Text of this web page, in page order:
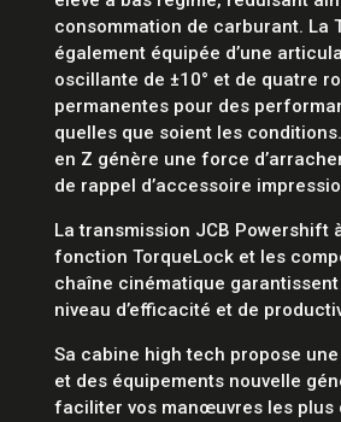
consommation de carburant. La
également équipée d’une
oscillante de ±10° et de quatre
permanentes pour des
quelles que soient les
en Z génère une force
de rappel d’accessoire
La transmission JCB Powershift
fonction TorqueLock et les
chaîne cinématique
niveau d’efficacité et de
Sa cabine high tech propose
et des équipements nouvelle
faciliter vos manœuvres les plus